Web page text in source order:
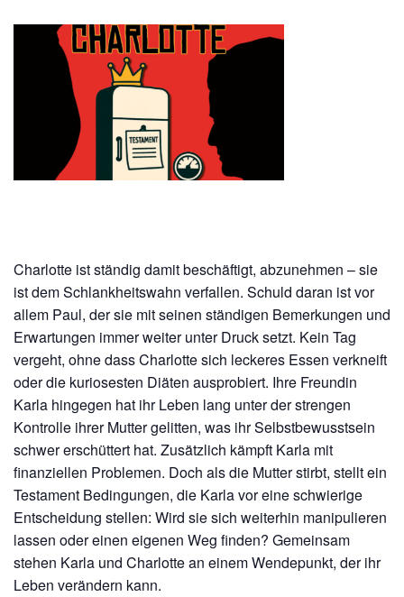
Charlotte ist ständig damit beschäftigt, abzunehmen – sie
ist dem Schlankheitswahn verfallen. Schuld daran ist vor
allem Paul, der sie mit seinen ständigen Bemerkungen und
Erwartungen immer weiter unter Druck setzt. Kein Tag
vergeht, ohne dass Charlotte sich leckeres Essen verkneift
oder die kuriosesten Diäten ausprobiert. Ihre Freundin
Karla hingegen hat ihr Leben lang unter der strengen
Kontrolle ihrer Mutter gelitten, was ihr Selbstbewusstsein
schwer erschüttert hat. Zusätzlich kämpft Karla mit
finanziellen Problemen. Doch als die Mutter stirbt, stellt ein
Testament Bedingungen, die Karla vor eine schwierige
Entscheidung stellen: Wird sie sich weiterhin manipulieren
lassen oder einen eigenen Weg finden? Gemeinsam
stehen Karla und Charlotte an einem Wendepunkt, der ihr
Leben verändern kann.